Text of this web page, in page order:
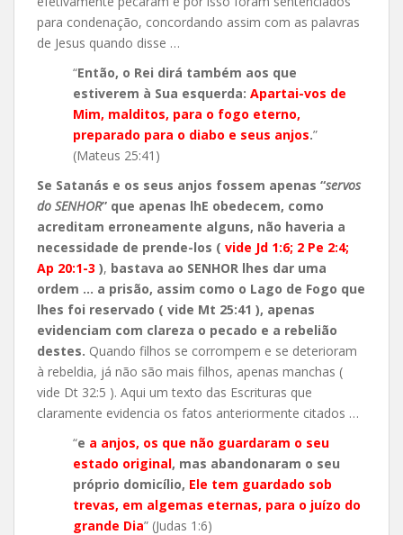
para condenação, concordando assim com as palavras
de Jesus quando disse …
“Então, o Rei dirá também aos que
estiverem à Sua esquerda: Apartai-vos de
Mim, malditos, para o fogo eterno,
preparado para o diabo e seus anjos.”
(Mateus 25:41)
Se Satanás e os seus anjos fossem apenas “servos
do SENHOR” que apenas lhE obedecem, como
acreditam erroneamente alguns, não haveria a
necessidade de prende-los ( vide Jd 1:6; 2 Pe 2:4;
Ap 20:1-3 ), bastava ao SENHOR lhes dar uma
ordem … a prisão, assim como o Lago de Fogo que
lhes foi reservado ( vide Mt 25:41 ), apenas
evidenciam com clareza o pecado e a rebelião
destes. Quando filhos se corrompem e se deterioram
à rebeldia, já não são mais filhos, apenas manchas (
vide Dt 32:5 ). Aqui um texto das Escrituras que
claramente evidencia os fatos anteriormente citados …
“e a anjos, os que não guardaram o seu
estado original, mas abandonaram o seu
próprio domicílio, Ele tem guardado sob
trevas, em algemas eternas, para o juízo do
grande Dia” (Judas 1:6)